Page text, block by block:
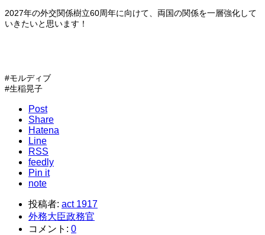
2027年の外交関係樹立60周年に向けて、両国の関係を一層強化して
いきたいと思います！
#モルディブ
#生稲晃子
Post
Share
Hatena
Line
RSS
feedly
Pin it
note
投稿者: act 1917
外務大臣政務官
コメント: 0